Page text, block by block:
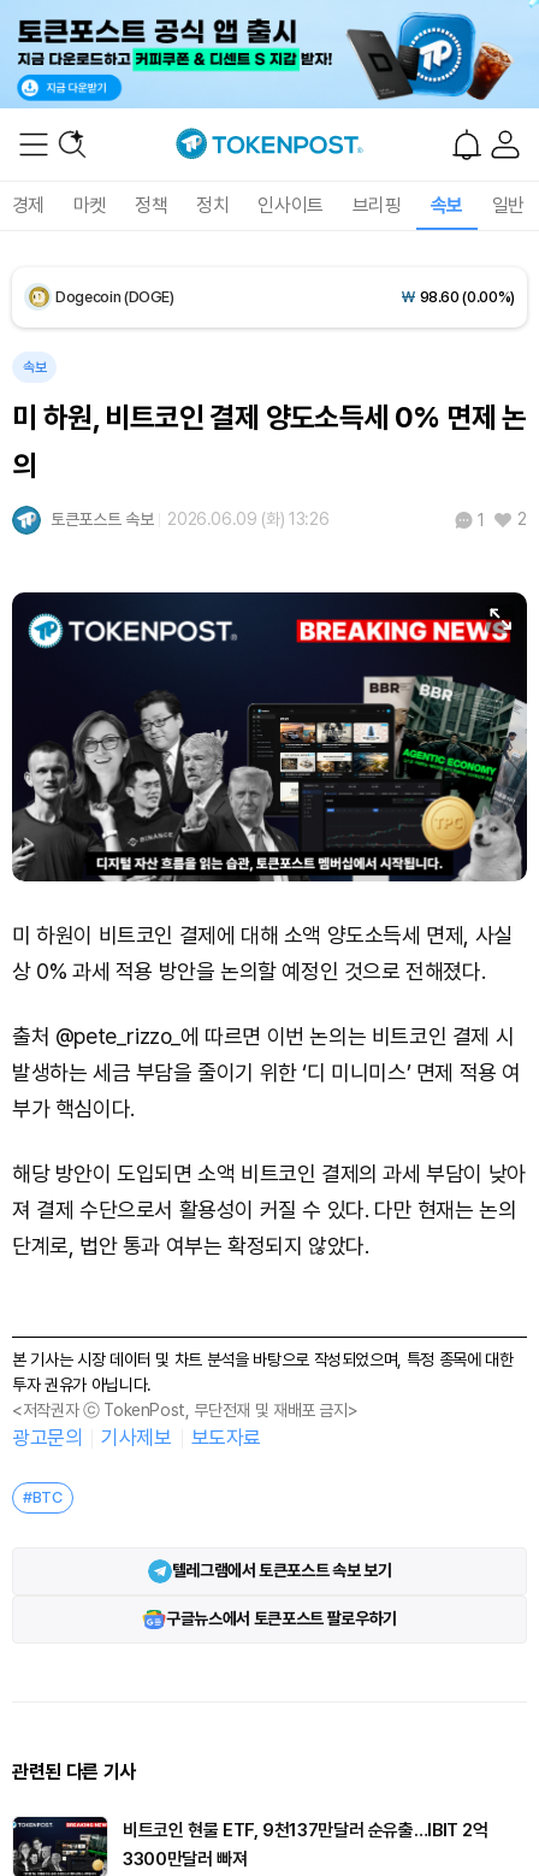
경제 마켓 정책 정치 인사이트 브리핑 속보 일반
XRP (XRP) ₩ 1,459(-0.25%)
Dogecoin (DOGE) ₩ 98.60(0.00%)
속보
미 하원, 비트코인 결제 양도소득세 0% 면제 논
의
토큰포스트 속보 2026.06.09 (화) 13:26 1 2
미 하원이 비트코인 결제에 대해 소액 양도소득세 면제, 사실
상 0% 과세 적용 방안을 논의할 예정인 것으로 전해졌다.
출처 @pete_rizzo_에 따르면 이번 논의는 비트코인 결제 시
발생하는 세금 부담을 줄이기 위한 ‘디 미니미스’ 면제 적용 여
부가 핵심이다.
해당 방안이 도입되면 소액 비트코인 결제의 과세 부담이 낮아
져 결제 수단으로서 활용성이 커질 수 있다. 다만 현재는 논의
단계로, 법안 통과 여부는 확정되지 않았다.
본 기사는 시장 데이터 및 차트 분석을 바탕으로 작성되었으며, 특정 종목에 대한
투자 권유가 아닙니다.
<저작권자 ⓒ TokenPost, 무단전재 및 재배포 금지>
광고문의 기사제보 보도자료
#BTC
텔레그램에서 토큰포스트 속보 보기
구글뉴스에서 토큰포스트 팔로우하기
관련된 다른 기사
비트코인 현물 ETF, 9천137만달러 순유출…IBIT 2억
3300만달러 빠져